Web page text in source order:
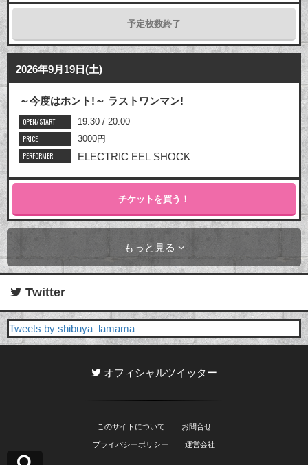
予定枚数終了
2026年9月19日(土)
～今度はホント!～ ラストワンマン!
OPEN/START
19:30 / 20:00
PRICE
3000円
PERFORMER
ELECTRIC EEL SHOCK
チケットを買う！
もっと見る
Twitter
Tweets by shibuya_lamama
オフィシャルツイッター
このサイトについて お問合せ
プライバシーポリシー 運営会社